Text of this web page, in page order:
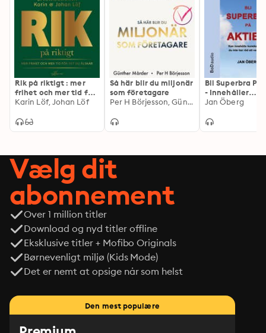
Rik på riktigt : mer
frihet och mer tid för
det du älskar
Karin Löf, Johan Löf
Så här blir du miljonär
som företagare
Per H Börjesson, Günther Mårder
Bli Superbra På
- Innehåller
kunskaper du
(Oavkortad)
Jan Öberg
Vælg dit
abonnement
Over 1 million titler
Download og nyd titler offline
Eksklusive titler + Mofibo Originals
Børnevenligt miljø (Kids Mode)
Det er nemt at opsige når som helst
Den mest populære